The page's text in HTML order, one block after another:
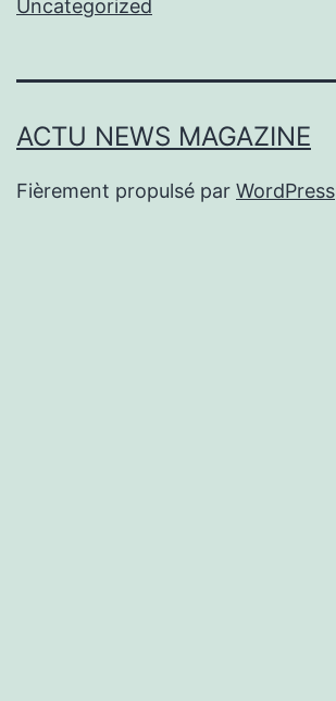
Uncategorized
ACTU NEWS MAGAZINE
Fièrement propulsé par WordPress